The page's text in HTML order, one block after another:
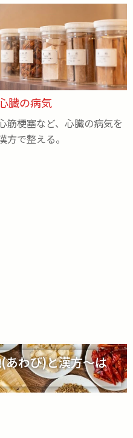
臓の病気
筋梗塞など、心臓の病気を
方で整える。
あわび)と漢方～は